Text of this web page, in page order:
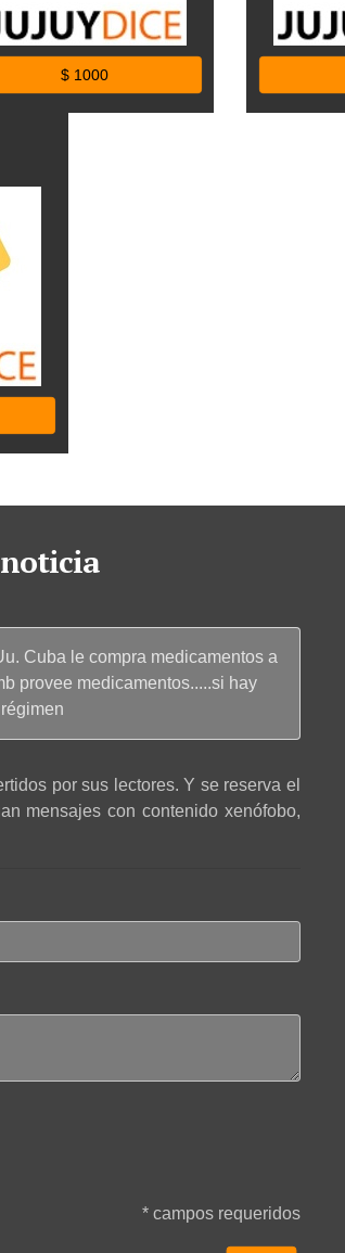
$ 1000
noticia
Cuba le compra medicamentos a
provee medicamentos.....si hay
por sus lectores. Y se reserva el
mensajes con contenido xenófobo,
* campos requeridos